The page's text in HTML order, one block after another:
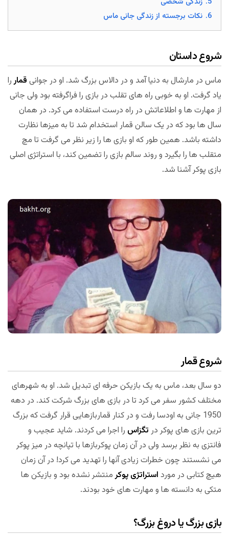
6. نکات برجسته از زندگی جانی ماس
شروع داستان
ماس در مارشال به دنیا آمد و در دالاس بزرگ شد. او در جوانی قماررا
یاد گرفت. او به خوبی راه های تقلب در بازی را فراگرفته بود ولی جانی
از مهارت ها و اطلاعاتش در راه درست استفاده می کرد. در همان
سال ها بود که در یک سالن قمار استخدام شد تا به میزها نظارت
داشته باشد. همین طور که او بازی ها را زیر نظر می گرفت تا مچ
متقلب ها را بگیرد و روند سالم بازی را تضمین کند، با استراتژی اصلی
بازی پوکر آشنا شد.
شروع قمار
دو سال بعد، ماس به یک بازیکن حرفه ای تبدیل شد. او به شهرهای
مختلف کشور سفر می کرد تا در بازی های بزرگ شرکت کند. در دهه
1950 جانی به اودسا رفت و در کنار قماربازهایی قرار گرفت که بزرگ
ترین بازی های پوکر در تگزاس را اجرا می کردند. شاید عجیب و
فانتزی به نظر برسد ولی در آن زمان پوکربازها با تپانچه در میز پوکر
می نشستند چون خطرات زیادی آنها را تهدید می کرد! در آن زمان
هیچ کتابی در مورد استراتژی پوکرمنتشر نشده بود و بازیکن ها
متکی به دانسته ها و مهارت های خود بودند.
بازی بزرگ یا دروغ بزرگ؟